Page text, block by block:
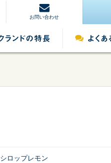
お問い合わせ
シロップレモン